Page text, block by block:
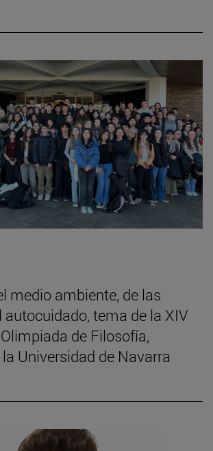
medio ambiente, de las
autocuidado, tema de la XIV
de Filosofía,
Universidad de Navarra